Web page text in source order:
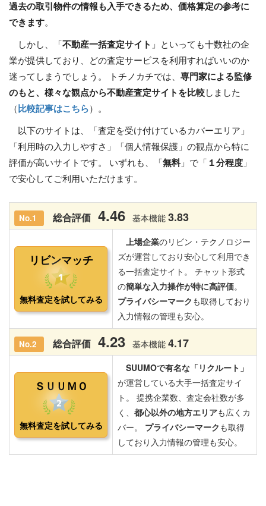
過去の取引物件の情報も入手できるため、価格算定の参考に
できます。
しかし、「 不動産一括査定サイト 」といっても十数社の企
業が提供しており、どの査定サービスを利用すればいいのか
迷ってしまうでしょう。 トチノカチでは、 専門家による監修
のもと、様々な観点から不動産査定サイトを比較 しました
（ 比較記事はこちら ）。
以下のサイトは、「査定を受け付けているカバーエリア」
「利用時の入力しやすさ」「個人情報保護」の観点から特に
評価が高いサイトです。 いずれも、「 無料」で「 １分程度 」
で安心してご利用いただけます。